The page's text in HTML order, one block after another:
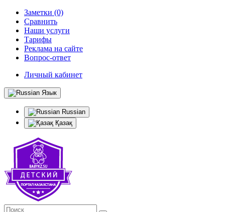
Заметки (0)
Сравнить
Наши услуги
Тарифы
Реклама на сайте
Вопрос-ответ
Личный кабинет
Язык
Russian
Қазақ